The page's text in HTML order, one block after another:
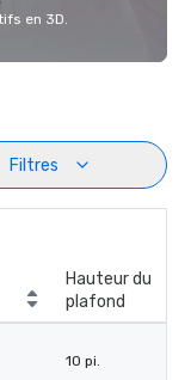
en 3D.
Filtres
Hauteur du
plafond
10 pi.